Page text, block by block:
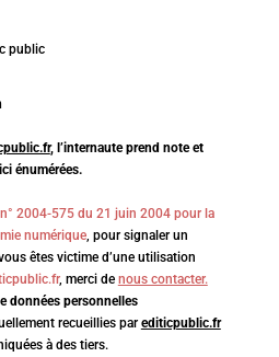
public
, l’internaute prend note et
énumérées.
n° 2004-575 du 21 juin 2004 pour la
numérique, pour signaler un
êtes victime d’une utilisation
, merci de nous contacter.
données personnelles
recueillies par editicpublic.fr
à des tiers.